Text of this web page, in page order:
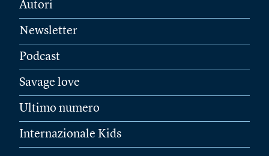
Autori
Newsletter
Podcast
Savage love
Ultimo numero
Internazionale Kids